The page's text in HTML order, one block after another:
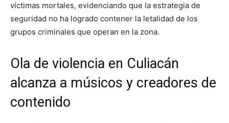
víctimas mortales, evidenciando que la estrategia de
seguridad no ha logrado contener la letalidad de los
grupos criminales que operan en la zona.
Ola de violencia en Culiacán
alcanza a músicos y creadores de
contenido